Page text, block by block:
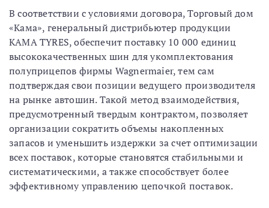
В соответствии с условиями договора, Торговый дом
«Кама», генеральный дистрибьютер продукции
КАМА TYRES, обеспечит поставку 10 000 единиц
высококачественных шин для укомплектования
полуприцепов фирмы Wagnermaier, тем сам
подтверждая свои позиции ведущего производителя
на рынке автошин. Такой метод взаимодействия,
предусмотренный твердым контрактом, позволяет
организации сократить объемы накопленных
запасов и уменьшить издержки за счет оптимизации
всех поставок, которые становятся стабильными и
систематическими, а также способствует более
эффективному управлению цепочкой поставок.